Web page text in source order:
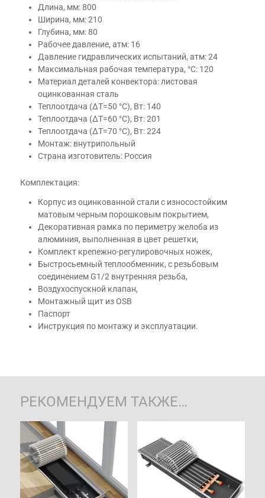
Длина, мм: 800
Ширина, мм: 210
Глубина, мм: 80
Рабочее давление, атм: 16
Давление гидравлических испытаний, атм: 24
Максимальная рабочая температура, °С: 120
Материал деталей конвектора: листовая
оцинкованная сталь
Теплоотдача (ΔT=50 °C), Вт: 140
Теплоотдача (ΔT=60 °C), Вт: 201
Теплоотдача (ΔT=70 °C), Вт: 224
Монтаж: внутрипольный
Страна изготовитель: Россия
Комплектация:
Корпус из оцинкованной стали с износостойким
матовым черным порошковым покрытием,
Декоративная рамка по периметру желоба из
алюминия, выполненная в цвет решетки,
Комплект крепежно-регулировочных ножек,
Быстросьемный теплообменник, с резьбовым
соединением G1/2 внутренняя резьба,
Воздухоспускной клапан,
Монтажный щит из OSB
Паспорт
Инструкция по монтажу и эксплуатации.
РЕКОМЕНДУЕМ ТАКЖЕ…